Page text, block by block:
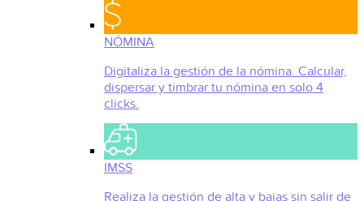
NÓMINA
Digitaliza la gestión de la nómina. Calcular,
dispersar y timbrar tu nómina en solo 4
clicks.
IMSS
Realiza la gestión de alta y bajas sin salir de